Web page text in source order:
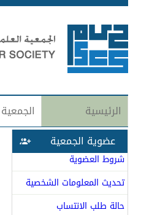
الرئيسية الجمعية
عضوية الجمعية
شروط العضوية
تحديث المعلومات الشخصية
حالة طلب الانتساب